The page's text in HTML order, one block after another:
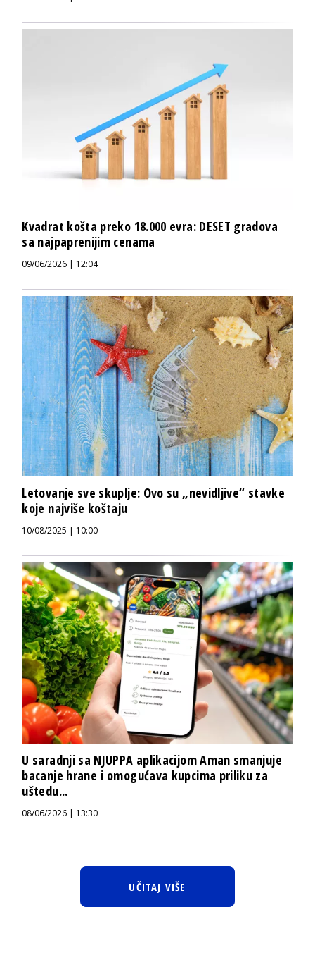
Kvadrat košta preko 18.000 evra: DESET gradova
sa najpaprenijim cenama
09/06/2026 | 12:04
Letovanje sve skuplje: Ovo su „nevidljive“ stavke
koje najviše koštaju
10/08/2025 | 10:00
U saradnji sa NJUPPA aplikacijom Aman smanjuje
bacanje hrane i omogućava kupcima priliku za
uštedu...
08/06/2026 | 13:30
UČITAJ VIŠE